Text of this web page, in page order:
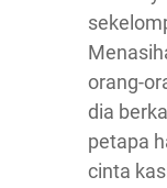
orang-
dia
petapa
cinta